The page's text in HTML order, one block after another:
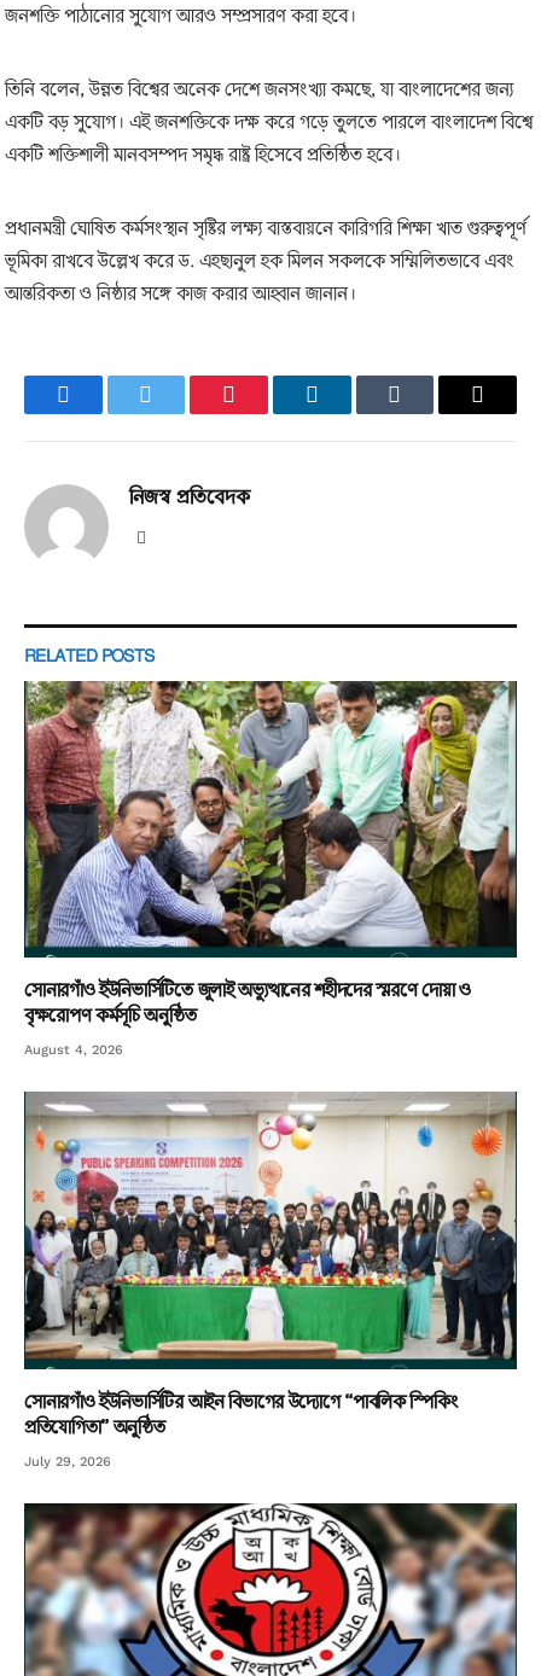
জনশক্তি পাঠানোর সুযোগ আরও সম্প্রসারণ করা হবে।
তিনি বলেন, উন্নত বিশ্বের অনেক দেশে জনসংখ্যা কমছে, যা বাংলাদেশের জন্য
একটি বড় সুযোগ। এই জনশক্তিকে দক্ষ করে গড়ে তুলতে পারলে বাংলাদেশ বিশ্বে
একটি শক্তিশালী মানবসম্পদ সমৃদ্ধ রাষ্ট্র হিসেবে প্রতিষ্ঠিত হবে।
প্রধানমন্ত্রী ঘোষিত কর্মসংস্থান সৃষ্টির লক্ষ্য বাস্তবায়নে কারিগরি শিক্ষা খাত গুরুত্বপূর্ণ
ভূমিকা রাখবে উল্লেখ করে ড. এহছানুল হক মিলন সকলকে সম্মিলিতভাবে এবং
আন্তরিকতা ও নিষ্ঠার সঙ্গে কাজ করার আহ্বান জানান।
FacebookTwitter PinterestLinkedInTumblr Email
নিজস্ব প্রতিবেদক
RELATED POSTS
সোনারগাঁও ইউনিভার্সিটিতে জুলাই অভ্যুত্থানের শহীদদের স্মরণে দোয়া ও
বৃক্ষরোপণ কর্মসূচি অনুষ্ঠিত
August 4, 2026
সোনারগাঁও ইউনিভার্সিটির আইন বিভাগের উদ্যোগে “পাবলিক স্পিকিং
প্রতিযোগিতা” অনুষ্ঠিত
July 29, 2026